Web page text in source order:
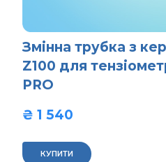
Змінна трубка з
Z100 для
PRO
₴ 1 540
КУПИТИ